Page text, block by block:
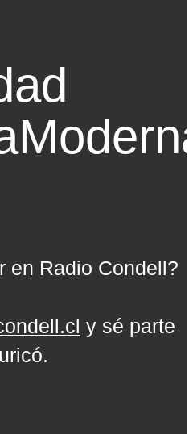
en Radio Condell?
y sé parte